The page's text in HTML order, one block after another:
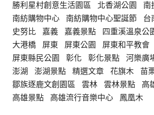
勝利星村創意生活園區
北香湖公園 南
南紡購物中心
南紡購物中心聖誕節 台
史努比
嘉義 嘉義景點 四重溪溫泉公
大港橋
屏東 屏東公園 屏東和平教會
屏東縣民公園
彰化 彰化景點 河樂廣
澎湖
澎湖景點 精選文章 花旗木 苗
鄒族逐鹿文創園區
雲林 雲林景點 高
高雄景點
高雄流行音樂中心 鳳凰木